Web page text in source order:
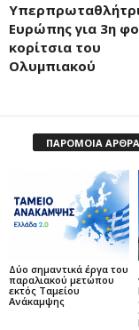
Ευρώπης για 3η
κορίτσια του
Ολυμπιακού
ΠΑΡΟΜΟΙΑ ΑΡΘΡΑ
Δύο σημαντικά έργα του
παραλιακού μετώπου
εκτός Ταμείου
Ανάκαμψης